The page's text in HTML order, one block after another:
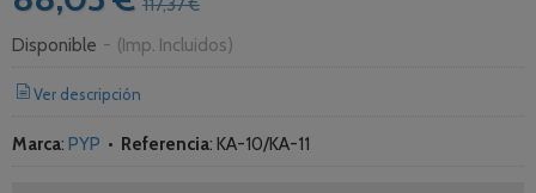
Disponible - (Imp. Incluidos)
Ver descripción
Marca: PYP • Referencia: KA-10/KA-11